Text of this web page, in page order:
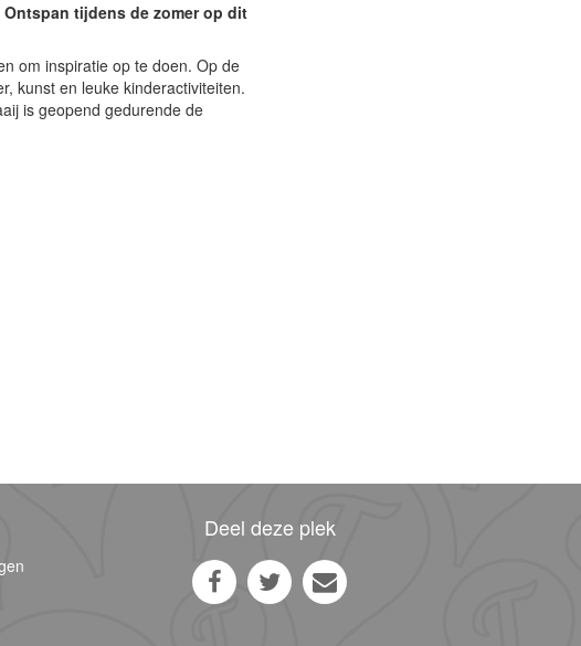
tijdens de zomer op dit
om inspiratie op te doen. Op de
kunst en leuke kinderactiviteiten.
is geopend gedurende de
Deel deze plek